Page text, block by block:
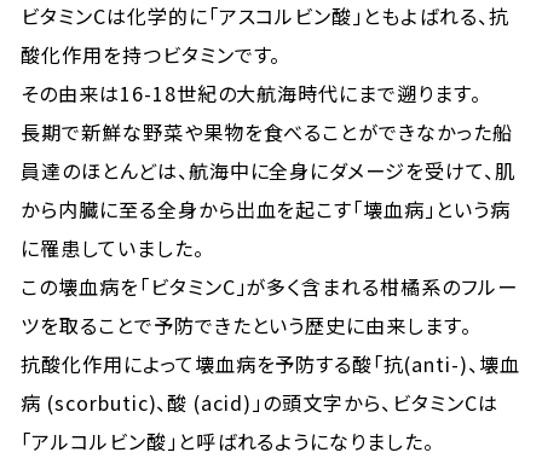
ビタミンCは化学的に「アスコルビン酸」ともよばれる、抗
酸化作用を持つビタミンです。
その由来は16-18世紀の大航海時代にまで遡ります。
長期で新鮮な野菜や果物を食べることができなかった船
員達のほとんどは、航海中に全身にダメージを受けて、肌
から内臓に至る全身から出血を起こす「壊血病」という病
に罹患していました。
この壊血病を「ビタミンC」が多く含まれる柑橘系のフルー
ツを取ることで予防できたという歴史に由来します。
抗酸化作用によって壊血病を予防する酸「抗(anti-)、壊血
病 (scorbutic)、酸 (acid)」の頭文字から、ビタミンCは
「アルコルビン酸」と呼ばれるようになりました。